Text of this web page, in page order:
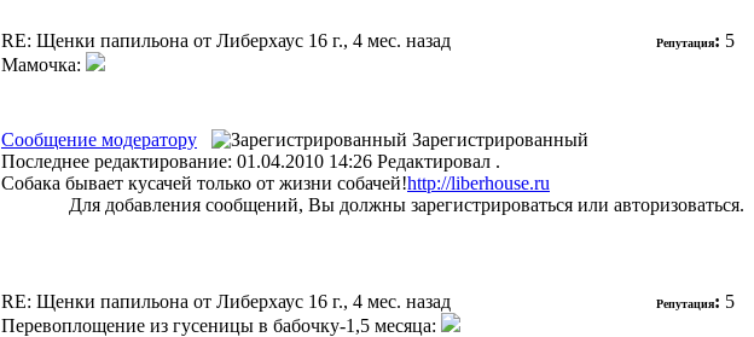
RE: Щенки папильона от Либерхаус 16 г., 4 мес. назад Репутация: 5
Мамочка:
Сообщение модератору
Зарегистрированный
Последнее редактирование: 01.04.2010 14:26 Редактировал .
Собака бывает кусачей только от жизни собачей!http://liberhouse.ru
Для добавления сообщений, Вы должны зарегистрироваться или авторизоваться.
RE: Щенки папильона от Либерхаус 16 г., 4 мес. назад Репутация: 5
Перевоплощение из гусеницы в бабочку-1,5 месяца: